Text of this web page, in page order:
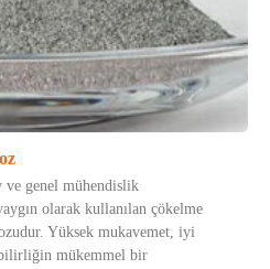
ve genel mühendislik
olarak kullanılan çökelme
Yüksek mukavemet, iyi
mükemmel bir